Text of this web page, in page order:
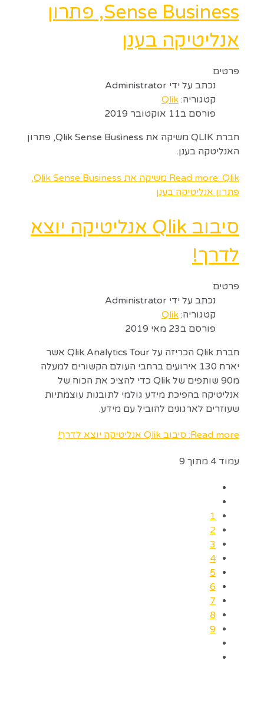
Sense Business, פתרון
אנליטיקה בענן
פרטים
נכתב על ידיAdministrator
קטגוריה:Qlik
פורסם ב11 אוקטובר 2019
חברת QLIK משיקה את Qlik Sense Business, פתרון
האנליטקה בענן.
Read more: Qlik משיקה את Qlik Sense Business,
פתרון אנליטיקה בענן
סיבוב Qlik אנליטיקה יוצא
לדרך!
פרטים
נכתב על ידיAdministrator
קטגוריה:Qlik
פורסם ב23 מאי 2019
חברת Qlik הכריזה על Qlik Analytics Tour אשר
יארח 130 אירועים ברחבי העולם הקשורים למעלה
מ90 שותפים של Qlik כדי להציכ את הכוח של
אנליטיקה בהפיכת מידע גולמי לתובנות עוצמתיות
שעוזרים לארגונים להוביל עם מידע.
Read more: סיבוב Qlik אנליטיקה יוצא לדרך!
עמוד 4 מתוך 9
1
2
3
4
5
6
7
8
9